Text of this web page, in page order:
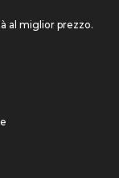
al miglior prezzo.